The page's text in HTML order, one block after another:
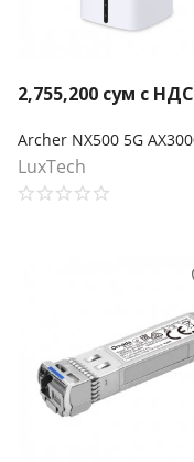
2,755,200 сум с НДС
LuxTech